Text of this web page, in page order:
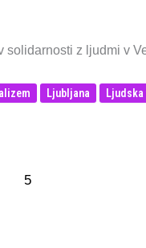
solidarnosti z ljudmi v
Ljubljana
5